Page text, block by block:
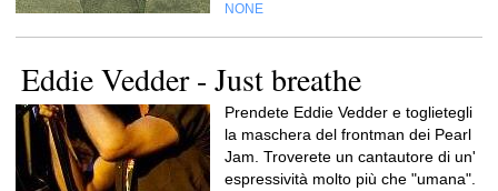
NONE
Eddie Vedder - Just breathe
Prendete Eddie Vedder e toglietegli
la maschera del frontman dei Pearl
Jam. Troverete un cantautore di un'
espressività molto più che "umana".